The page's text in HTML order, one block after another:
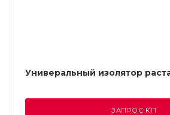
Универальный изолятор
ЗАПРОС КП